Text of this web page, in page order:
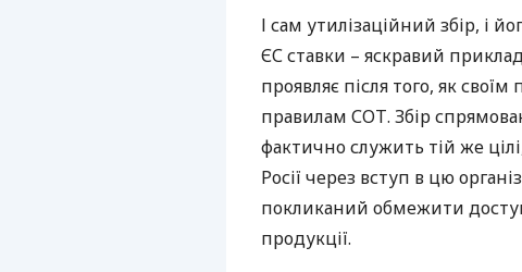
І сам утилізаційний збір, і
ЄС ставки – яскравий
проявляє після того, як своїм
правилам СОТ. Збір
фактично служить тій же
Росії через вступ в цю
покликаний обмежити
продукції.